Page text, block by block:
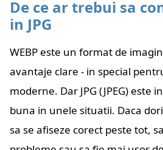
De ce ar trebui sa
in JPG
WEBP este un format de
avantaje clare - in special
moderne. Dar JPG (JPEG) este
buna in unele situatii. Daca
sa se afiseze corect peste tot,